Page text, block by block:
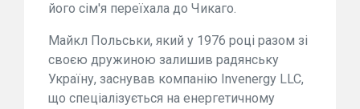
його сім'я переїхала до Чикаго.
Майкл Польськи, який у 1976 році разом зі
своєю дружиною залишив радянську
Україну, заснував компанію Invenergy LLC,
що спеціалізується на енергетичному